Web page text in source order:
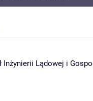
Inżynierii Lądowej i